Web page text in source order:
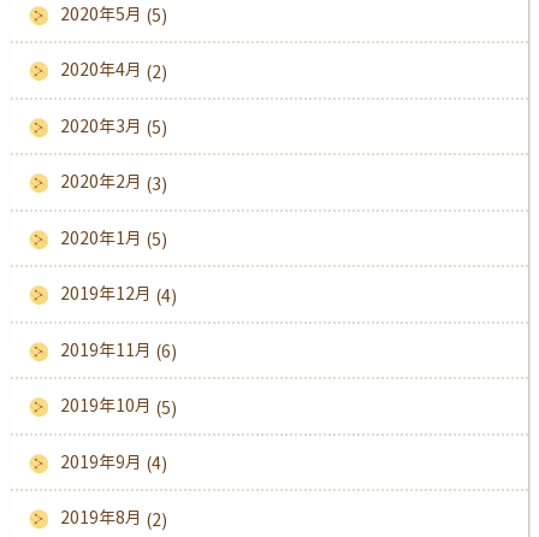
2020年5月 (5)
2020年4月 (2)
2020年3月 (5)
2020年2月 (3)
2020年1月 (5)
2019年12月 (4)
2019年11月 (6)
2019年10月 (5)
2019年9月 (4)
2019年8月 (2)